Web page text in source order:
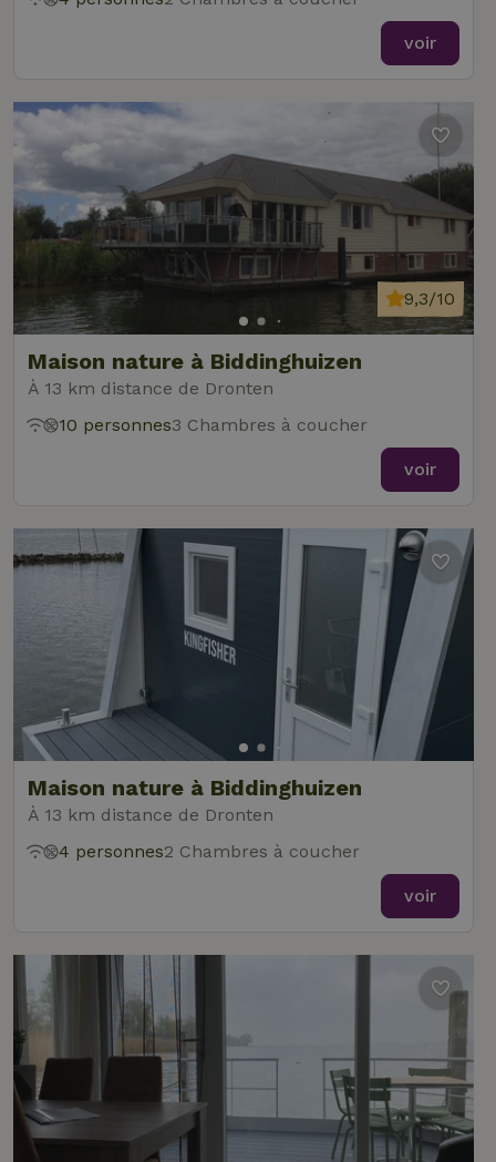
voir
Maison nature à Biddinghuizen
À 13 km distance de Dronten
9,3/10
10 personnes3 Chambres à coucher
voir
Maison nature à Biddinghuizen
À 13 km distance de Dronten
4 personnes2 Chambres à coucher
voir